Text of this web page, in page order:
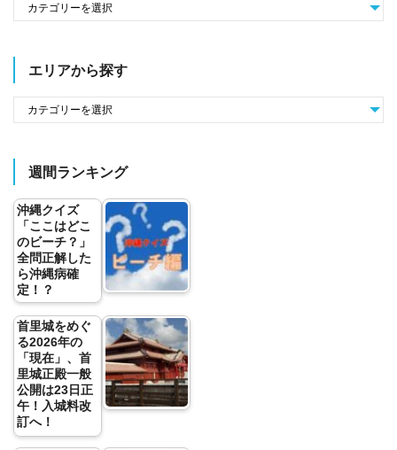
エリアから探す
週間ランキング
沖縄クイズ
「ここはどこ
のビーチ？」
全問正解した
ら沖縄病確
定！？
首里城をめぐ
る2026年の
「現在」、首
里城正殿一般
公開は23日正
午！入城料改
訂へ！